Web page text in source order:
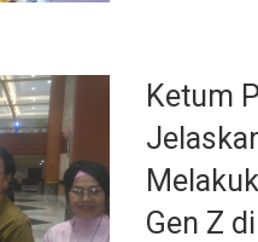
Ketum
Gen Z